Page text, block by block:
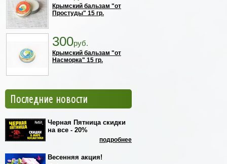
Крымский бальзам "от
Простуды" 15 гр.
300руб.
Крымский бальзам "от
Насморка" 15 гр.
Последние новости
Черная Пятница скидки
на все - 20%
подробнее
Весенняя акция!